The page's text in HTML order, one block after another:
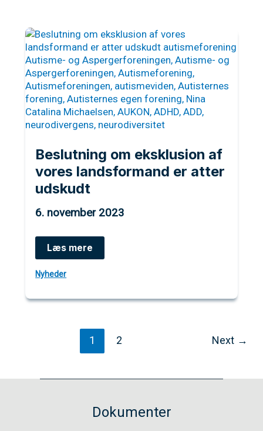
Autisternes
egen
foreningen
Beslutning om eksklusion af
vores landsformand er atter
udskudt
6. november 2023
Beslutning
om
eksklusion
af
landsformand
Læs mere
Nyheder
1 2 Next →
Dokumenter